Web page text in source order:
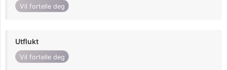
Vil fortelle deg
Utflukt
Vil fortelle deg